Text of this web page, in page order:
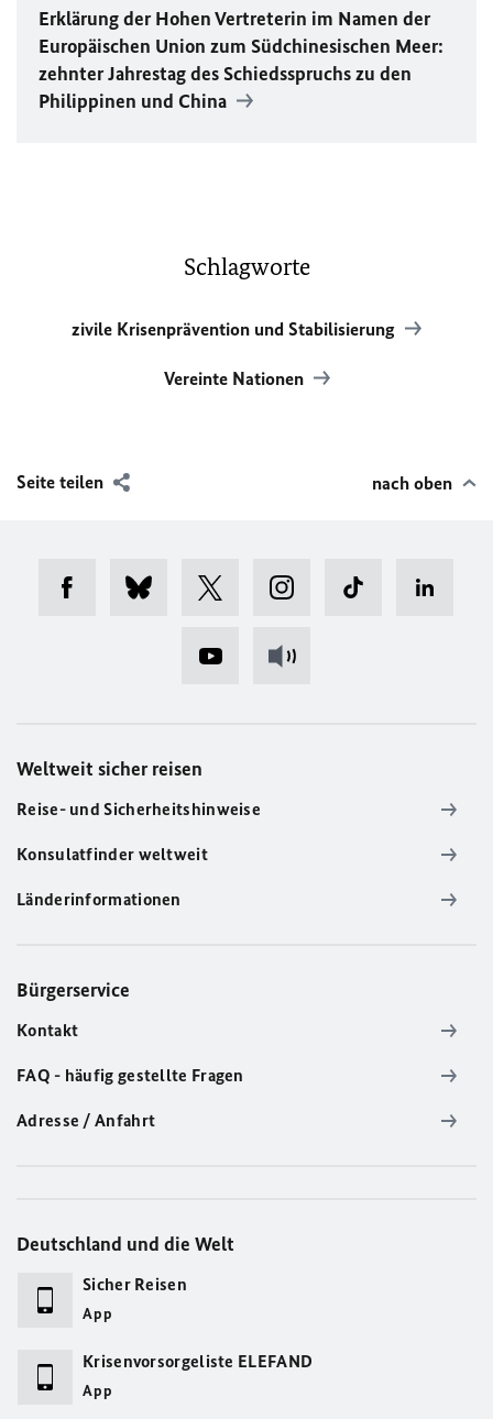
Erklärung der Hohen Vertreterin im Namen der
Europäischen Union zum Südchinesischen Meer:
zehnter Jahrestag des Schiedsspruchs zu den
Philippinen und China
Schlagworte
zivile Krisenprävention und Stabilisierung
Vereinte Nationen
Seite teilen nach oben
Weltweit sicher reisen
Reise- und Sicherheitshinweise
Konsulatfinder weltweit
Länderinformationen
Bürgerservice
Kontakt
FAQ - häufig gestellte Fragen
Adresse / Anfahrt
Deutschland und die Welt
Sicher Reisen
App
Krisenvorsorgeliste ELEFAND
App